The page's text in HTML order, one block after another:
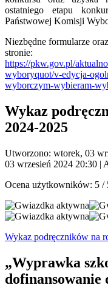
ostatniego etapu
Państwowej Komisji
Niezbędne formularze
stronie:
https://pkw.gov.pl/
wyboryquot/v-edycja-
wyborczym-wybieram-
Wykaz
2024-2025
Utworzono: wtorek, 03
03 wrzesień 2024 20:30 |
Ocena użytkowników: 5 /
Wykaz podręczników na
„Wyprawka
dofinansowanie